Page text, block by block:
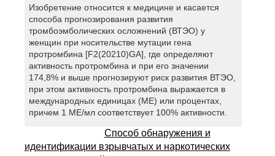
Изобретение относится к медицине и касается
способа прогнозирования развития
тромбоэмболических осложнений (ВТЭО) у
женщин при носительстве мутации гена
протромбина [F2(20210)GA], где определяют
активность протромбина и при его значении
174,8% и выше прогнозируют риск развития ВТЭО,
при этом активность протромбина выражается в
международных единицах (ME) или процентах,
причем 1 МЕ/мл соответствует 100% активности.
Способ обнаружения и
идентификации взрывчатых и наркотических